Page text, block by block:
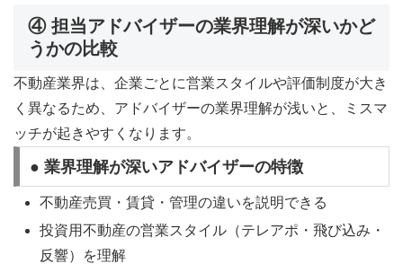
④ 担当アドバイザーの業界理解が深いかど
うかの比較
不動産業界は、企業ごとに営業スタイルや評価制度が大き
く異なるため、アドバイザーの業界理解が浅いと、ミスマ
ッチが起きやすくなります。
● 業界理解が深いアドバイザーの特徴
不動産売買・賃貸・管理の違いを説明できる
投資用不動産の営業スタイル（テレアポ・飛び込み・
反響）を理解